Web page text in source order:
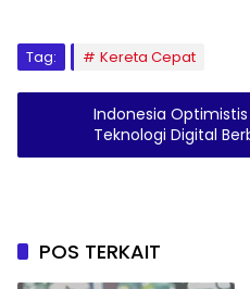
Tag: Kereta Cepat
Indonesia
Teknologi Digital
POS TERKAIT